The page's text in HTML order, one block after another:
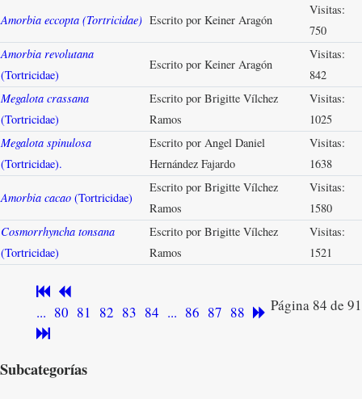
Amorbia eccopta (Tortricidae) Escrito por Keiner Aragón
Visitas:
750
Amorbia revolutana
(Tortricidae)
Escrito por Keiner Aragón
Visitas:
842
Megalota crassana
(Tortricidae)
Escrito por Brigitte Vílchez
Ramos
Visitas:
1025
Megalota spinulosa
(Tortricidae).
Escrito por Angel Daniel
Hernández Fajardo
Visitas:
1638
Amorbia cacao (Tortricidae)
Escrito por Brigitte Vílchez
Ramos
Visitas:
1580
Cosmorrhyncha tonsana
(Tortricidae)
Escrito por Brigitte Vílchez
Ramos
Visitas:
1521
Página 84 de 91
... 80 81 82 83 84 ... 86 87 88
Subcategorías